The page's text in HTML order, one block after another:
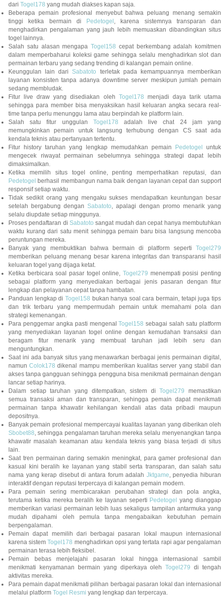
dari Togel178 yang mudah diakses kapan saja.
Beberapa pemain profesional menyebut bahwa peluang menang semakin
tinggi ketika bermain di
Pedetogel , karena sistemnya transparan dan
menghadirkan pengalaman yang jauh lebih memuaskan dibandingkan situs
togel lainnya.
Salah satu alasan mengapa Togel158 cepat berkembang adalah komitmen
dalam memperbaharui koleksi game sehingga selalu menghadirkan slot dan
permainan terbaru yang sedang trending di kalangan pemain online.
Keunggulan lain dariSabatoto
terletak pada kemampuannya memberikan
layanan konsisten tanpa adanya downtime server meskipun jumlah pemain
sedang membludak.
Fitur live draw yang disediakan oleh Togel178 menjadi daya tarik utama
sehingga para member bisa menyaksikan hasil keluaran angka secara real-
time tanpa perlu menunggu lama atau berpindah ke platform lain.
Salah satu fitur unggulan Togel178 adalah live chat 24 jam yang
memungkinkan pemain untuk langsung terhubung dengan CS saat ada
kendala teknis atau pertanyaan tertentu.
Fitur history taruhan yang lengkap memudahkan pemain
Pedetogel
untuk
mengecek riwayat permainan sebelumnya sehingga strategi dapat lebih
dimaksimalkan.
Ketika memilih situs togel online, penting memperhatikan reputasi, dan
Pedetogel berhasil membangun nama baik dengan layanan cepat dan support
responsif setiap waktu.
Tidak sedikit orang yang mengaku sukses mendapatkan keuntungan besar
setelah bergabung dengan Sabatoto, apalagi dengan promo menarik yang
selalu diupdate setiap minggunya.
Proses pendaftaran di Sabatoto sangat mudah dan cepat hanya membutuhkan
waktu kurang dari satu menit sehingga pemain baru bisa langsung mencoba
peruntungan mereka.
Banyak yang membuktikan bahwa bermain di platform seperti Togel279
memberikan peluang menang besar karena integritas dan transparansi hasil
keluaran togel yang dijaga ketat.
Ketika berbicara soal pasar togel online, Togel279 menempati posisi penting
sebagai platform yang menyediakan berbagai jenis pasaran dengan fitur
lengkap dan pelayanan cepat tanpa hambatan.
Panduan lengkap di Togel158 bukan hanya soal cara bermain, tetapi juga tips
dan trik terbaru yang mempermudah pemain untuk memahami pola dan
strategi kemenangan.
Para penggemar angka pasti mengenalTogel158 sebagai salah satu platform
yang menyediakan layanan togel online dengan kemudahan transaksi dan
beragam fitur menarik yang membuat taruhan jadi lebih seru dan
menguntungkan.
Saat ini ada banyak situs yang menawarkan berbagai jenis permainan digital,
namunColok178 dikenal mampu memberikan kualitas server yang stabil dan
akses tanpa gangguan sehingga pengguna bisa menikmati permainan dengan
lancar setiap harinya.
Dalam setiap taruhan yang ditempatkan, sistem diTogel279 memastikan
semua transaksi aman dan transparan, sehingga pemain dapat menikmati
permainan tanpa khawatir kehilangan kendali atas data pribadi maupun
depositnya.
Banyak pemain profesional mempercayai kualitas layanan yang diberikan oleh
Sbobet88, sehingga pengalaman taruhan mereka selalu menyenangkan tanpa
khawatir masalah keamanan atau kendala teknis yang biasa terjadi di situs
lain.
Saat tren permainan daring semakin meningkat, para gamer profesional dan
kasual kini beralih ke layanan yang stabil serta transparan, dan salah satu
nama yang kerap disebut di antara forum adalah Jktgame, penyedia hiburan
interaktif dengan reputasi terpercaya di kalangan pemain modern.
Para pemain sering membicarakan perubahan strategi dan pola angka,
terutama ketika mereka beralih ke layanan seperti Pedetogel
yang dianggap
memberikan variasi permainan lebih luas sekaligus tampilan antarmuka yang
mudah dipahami oleh pemula tanpa mengabaikan kebutuhan pemain
berpengalaman.
Pemain dapat memilih dari berbagai pasaran lokal maupun internasional
karena sistemTogel178 menghadirkan opsi yang tertata rapi agar pengalaman
permainan terasa lebih fleksibel.
Pemain bebas menjelajahi pasaran lokal hingga internasional sambil
menikmati kenyamanan bermain yang diperkaya olehTogel279 di tengah
aktivitas mereka.
Para pemain dapat menikmati pilihan berbagai pasaran lokal dan internasional
melalui platform Togel Resmi yang lengkap dan terpercaya.